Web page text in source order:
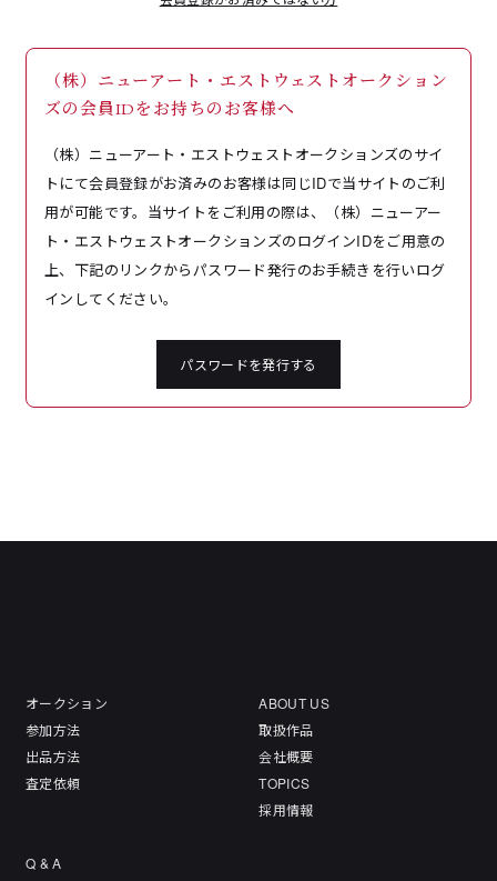
（株）ニューアート・エストウェストオークション
ズの会員IDをお持ちのお客様へ
（株）ニューアート・エストウェストオークションズのサイ
トにて会員登録がお済みのお客様は同じIDで当サイトのご利
用が可能です。当サイトをご利用の際は、（株）ニューアー
ト・エストウェストオークションズのログインIDをご用意の
上、下記のリンクからパスワード発行のお手続きを行いログ
インしてください。
パスワードを発行する
オークション
参加方法
出品方法
査定依頼
ABOUT US
取扱作品
会社概要
TOPICS
採用情報
Q & A